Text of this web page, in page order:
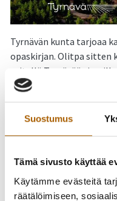
Suostumus
Tämä sivusto käyttää
Käytämme evästeitä
räätälöimiseen,
Tyrnävän kunta tarjoaa
opaskirjan. Olitpa sitten
esitellä Tyrnävää
asioita, löydät oppaasta
aktiviteetit näppärästi
löytyvät myös Tyrnävän
puhelimellaan –
mahdollista tulostaa